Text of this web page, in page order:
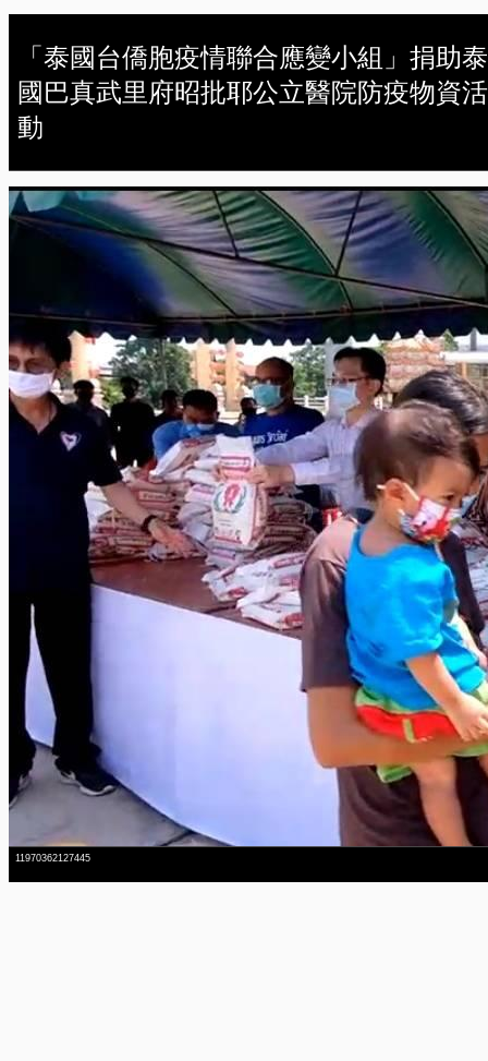
「泰國台僑胞疫情聯合應變小組」捐助泰
國巴真武里府昭批耶公立醫院防疫物資活
動
11970362127445